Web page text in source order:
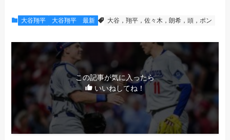
大谷翔平 大谷翔平 最新 大谷，翔平，佐々木，朗希，頭，ポン
この記事が気に入ったら
いいねしてね！